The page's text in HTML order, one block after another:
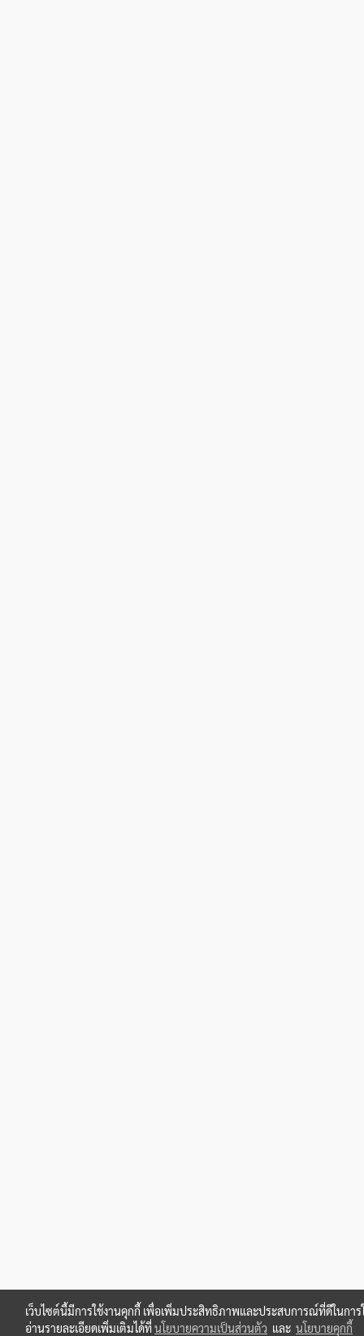
เว็บไซต์นี้มีการใช้งานคุกกี้ เพื่อเพิ่มประสิทธิภาพและประสบการณ์ที่ดีในกา
อ่านรายละเอียดเพิ่มเติมได้ที่นโยบายความเป็นส่วนตัว และ นโยบายคุกกี้